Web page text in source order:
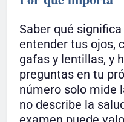
Saber qué
entender tus ojos,
gafas y lentillas, y
preguntas en tu
número solo mide
no describe la